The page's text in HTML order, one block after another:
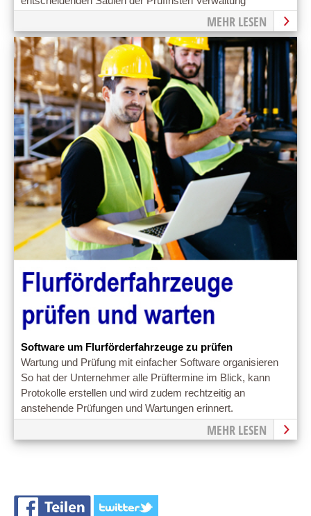
MEHR LESEN
Software um Flurförderfahrzeuge zu prüfen
Wartung und Prüfung mit einfacher Software organisieren
So hat der Unternehmer alle Prüftermine im Blick, kann
Protokolle erstellen und wird zudem rechtzeitig an
anstehende Prüfungen und Wartungen erinnert.
MEHR LESEN